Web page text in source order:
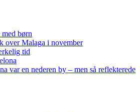
med børn
over Malaga i november
tid
var en nederen by – men så reflekterede